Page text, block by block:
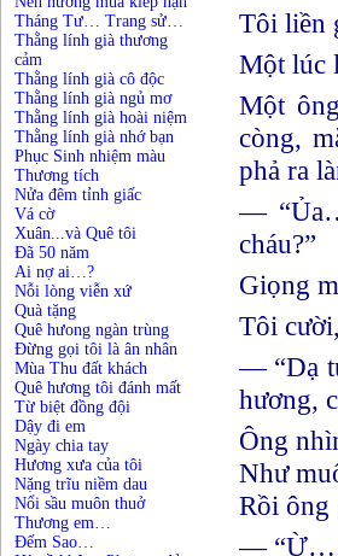
Tháng Tư… Trang sử…
Thằng lính già thương
cảm
Thằng lính già cô độc
Thằng lính già ngủ mơ
Thằng lính già hoài niệm
Thằng lính già nhớ bạn
Phục Sinh nhiệm màu
Thương tích
Nửa đêm tỉnh giấc
Vá cờ
Xuân...và Quê tôi
Đã 50 năm
Ai nợ ai…?
Nỗi lòng viễn xứ
Quà tặng
Quê hưong ngàn trùng
Đừng gọi tôi là ân nhân
Mùa Thu đất khách
Quê hương tôi đánh mất
Từ biệt đồng đội
Dậy đi em
Ngày chia tay
Hương xưa của tôi
Nặng trĩu niềm dau
Nổi sầu muôn thuở
Thương em…
Đếm Sao…
Tôi liền
Một lúc
Một
còng,
phả ra
—
cháu?”
Giọng
Tôi
— “Dạ
hương,
Ông
Như
Rồi ông
— “Ừ…